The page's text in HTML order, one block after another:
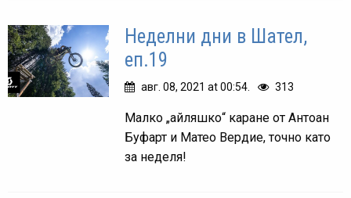
Неделни дни в Шател,
еп.19
авг. 08, 2021 at 00:54. 313
Малко „айляшко“ каране от Антоан
Буфарт и Матео Вердие, точно като
за неделя!